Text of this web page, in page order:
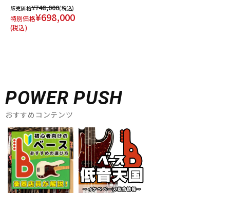
販売価格¥748,000(税込)
特別価格¥698,000
(税込)
POWER PUSH
おすすめコンテンツ